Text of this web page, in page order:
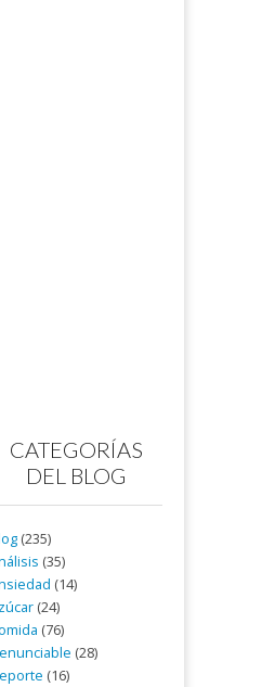
CATEGORÍAS
DEL BLOG
(235)
(35)
(14)
(24)
(76)
(28)
(16)